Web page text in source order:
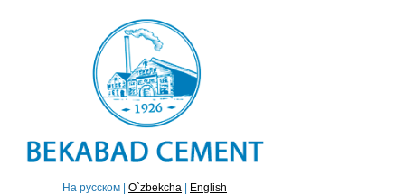
На русском | O`zbekcha
English